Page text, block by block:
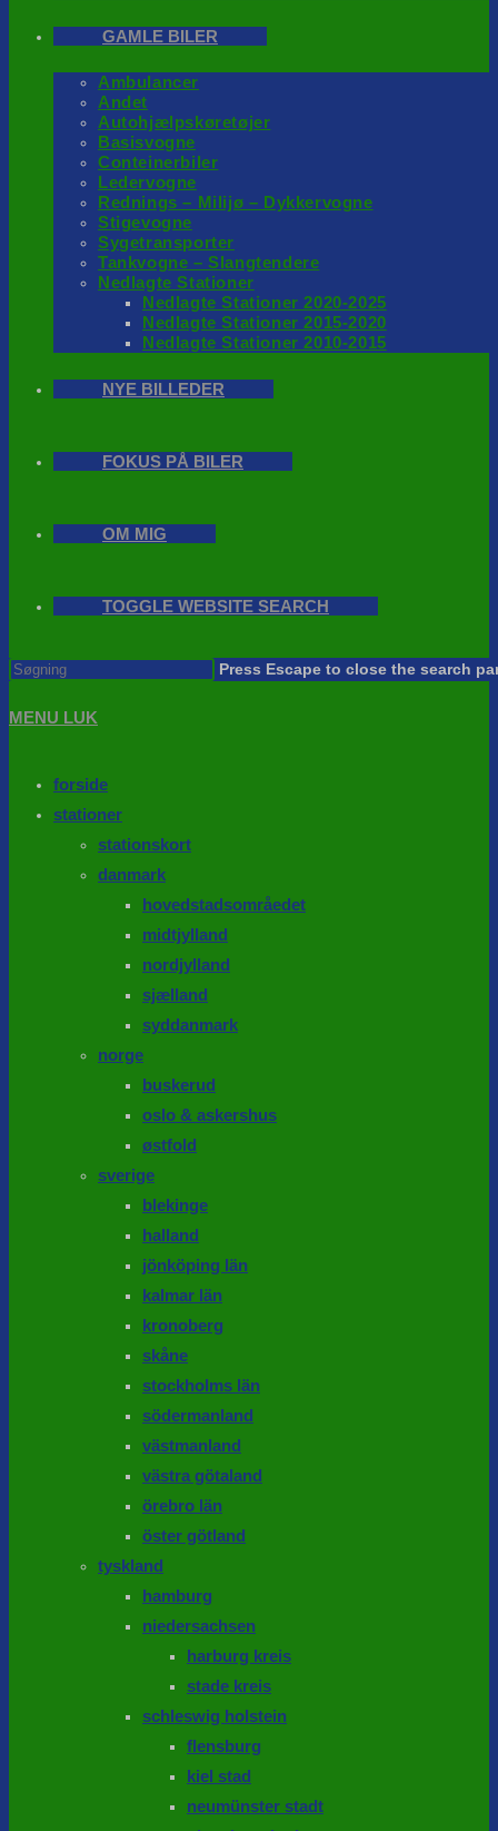
GAMLE BILER
Ambulancer
Andet
Autohjælpskøretøjer
Basisvogne
Conteinerbiler
Ledervogne
Rednings – Milijø – Dykkervogne
Stigevogne
Sygetransporter
Tankvogne – Slangtendere
Nedlagte Stationer
Nedlagte Stationer 2020-2025
Nedlagte Stationer 2015-2020
Nedlagte Stationer 2010-2015
NYE BILLEDER
FOKUS PÅ BILER
OM MIG
TOGGLE WEBSITE SEARCH
Press Escape to close the search
MENU LUK
forside
stationer
stationskort
danmark
hovedstadsområedet
midtjylland
nordjylland
sjælland
syddanmark
norge
buskerud
oslo & askershus
østfold
sverige
blekinge
halland
jönköping län
kalmar län
kronoberg
skåne
stockholms län
södermanland
västmanland
västra götaland
örebro län
öster götland
tyskland
hamburg
niedersachsen
harburg kreis
stade kreis
schleswig holstein
flensburg
kiel stad
neumünster stadt